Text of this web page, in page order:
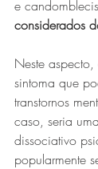
e
considerados
Neste aspecto,
sintoma que
transtornos
caso, seria
dissociativo
popularmente